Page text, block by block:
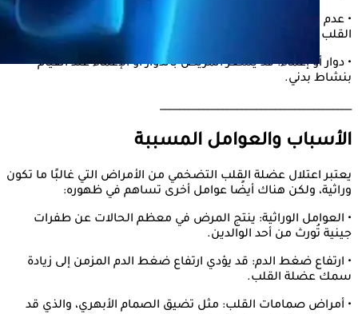
• عدم انتظام ضربات القلب: الشعور بالخفقان أو تسارع ضربات
القلب.
• دوار أو إغماء: قد يشعر المريض بالدوار أو الإغماء عند القيام
بنشاط بدني.
________________________________________
الأسباب والعوامل المسببة
يعتبر اعتلال عضلة القلب التضخمي من الأمراض التي غالبًا ما تكون
وراثية، ولكن هناك أيضًا عوامل أخرى تساهم في ظهوره:
• العوامل الوراثية: ينتج المرض في معظم الحالات عن طفرات
جينية تُورث من أحد الوالدين.
• ارتفاع ضغط الدم: قد يؤدي ارتفاع ضغط الدم المزمن إلى زيادة
سمك عضلة القلب.
• أمراض صمامات القلب: مثل تضيق الصمام الأبهري، والذي قد